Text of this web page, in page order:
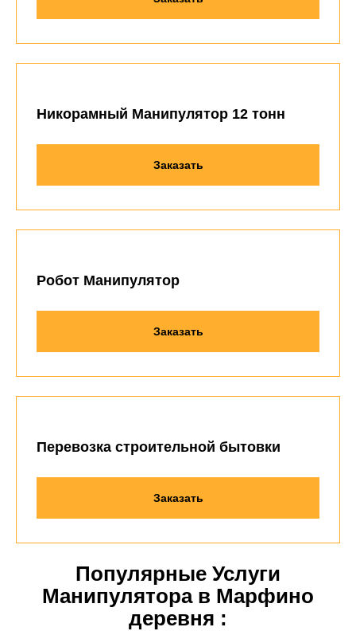
Никорамный Манипулятор 12 тонн
Заказать
Робот Манипулятор
Заказать
Перевозка строительной бытовки
Заказать
Популярные Услуги
Манипулятора в Марфино
деревня :